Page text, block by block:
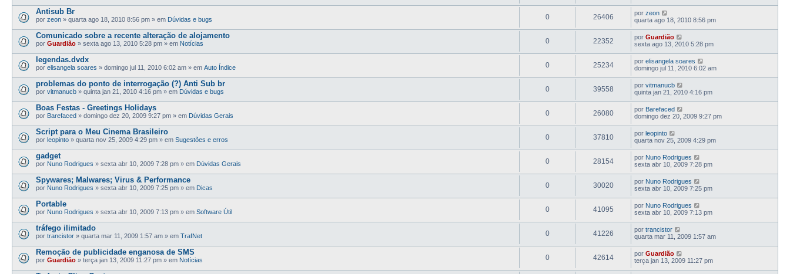
Antisub Br
por zeon » quarta ago 18, 2010 8:56 pm » em Dúvidas e bugs 0 26406 por zeon
quarta ago 18, 2010 8:56 pm
Comunicado sobre a recente alteração de alojamento
por Guardião » sexta ago 13, 2010 5:28 pm » em Notícias 0 22352 por Guardião
sexta ago 13, 2010 5:28 pm
legendas.dvdx
por elisangela soares » domingo jul 11, 2010 6:02 am » em Auto Índice 0 25234 por elisangela soares
domingo jul 11, 2010 6:02 am
problemas do ponto de interrogação (?) Anti Sub br
por vitmanucb » quinta jan 21, 2010 4:16 pm » em Dúvidas e bugs 0 39558 por vitmanucb
quinta jan 21, 2010 4:16 pm
Boas Festas - Greetings Holidays
por Barefaced » domingo dez 20, 2009 9:27 pm » em Dúvidas Gerais 0 26080 por Barefaced
domingo dez 20, 2009 9:27 pm
Script para o Meu Cinema Brasileiro
por leopinto » quarta nov 25, 2009 4:29 pm » em Sugestões e erros 0 37810 por leopinto
quarta nov 25, 2009 4:29 pm
gadget
por Nuno Rodrigues » sexta abr 10, 2009 7:28 pm » em Dúvidas Gerais 0 28154 por Nuno Rodrigues
sexta abr 10, 2009 7:28 pm
Spywares; Malwares; Virus & Performance
por Nuno Rodrigues » sexta abr 10, 2009 7:25 pm » em Dicas 0 30020 por Nuno Rodrigues
sexta abr 10, 2009 7:25 pm
Portable
por Nuno Rodrigues » sexta abr 10, 2009 7:13 pm » em Software Útil 0 41095 por Nuno Rodrigues
sexta abr 10, 2009 7:13 pm
tráfego ilimitado
por trancistor » quarta mar 11, 2009 1:57 am » em TrafNet 0 41226 por trancistor
quarta mar 11, 2009 1:57 am
Remoção de publicidade enganosa de SMS
por Guardião » terça jan 13, 2009 11:27 pm » em Notícias 0 42614 por Guardião
terça jan 13, 2009 11:27 pm